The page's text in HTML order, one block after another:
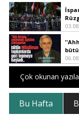
Çok okunan
Bu Hafta